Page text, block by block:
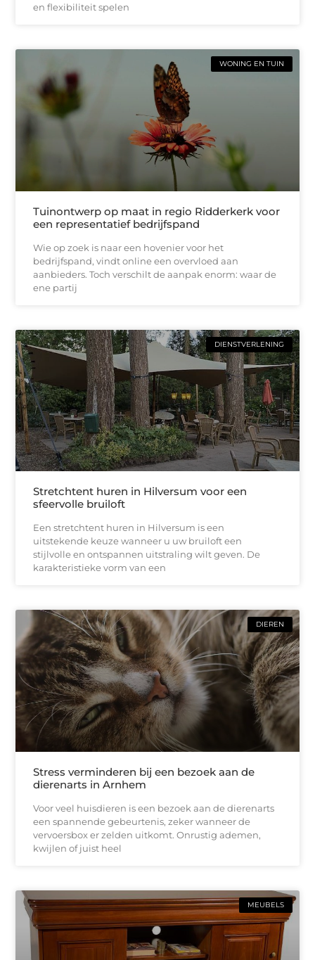
en flexibiliteit spelen
WONING EN TUIN
Tuinontwerp op maat in regio Ridderkerk voor
een representatief bedrijfspand
Wie op zoek is naar een hovenier voor het
bedrijfspand, vindt online een overvloed aan
aanbieders. Toch verschilt de aanpak enorm: waar de
ene partij
DIENSTVERLENING
Stretchtent huren in Hilversum voor een
sfeervolle bruiloft
Een stretchtent huren in Hilversum is een
uitstekende keuze wanneer u uw bruiloft een
stijlvolle en ontspannen uitstraling wilt geven. De
karakteristieke vorm van een
DIEREN
Stress verminderen bij een bezoek aan de
dierenarts in Arnhem
Voor veel huisdieren is een bezoek aan de dierenarts
een spannende gebeurtenis, zeker wanneer de
vervoersbox er zelden uitkomt. Onrustig ademen,
kwijlen of juist heel
MEUBELS